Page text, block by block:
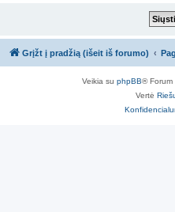
Grįžt į pradžią (išeit iš forumo)
Veikia su phpBB® Forum
Vertė